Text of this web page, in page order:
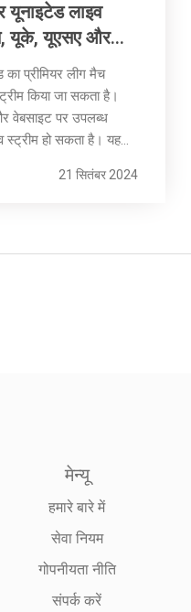
लाइव
यूके, यूएसए और
प्रीमियर लीग मैच
किया जा सकता है।
वेबसाइट पर उपलब्ध
स्ट्रीम हो सकता है। यह
21 सितंबर 2024
मेन्यू
हमारे बारे में
सेवा नियम
गोपनीयता नीति
संपर्क करें